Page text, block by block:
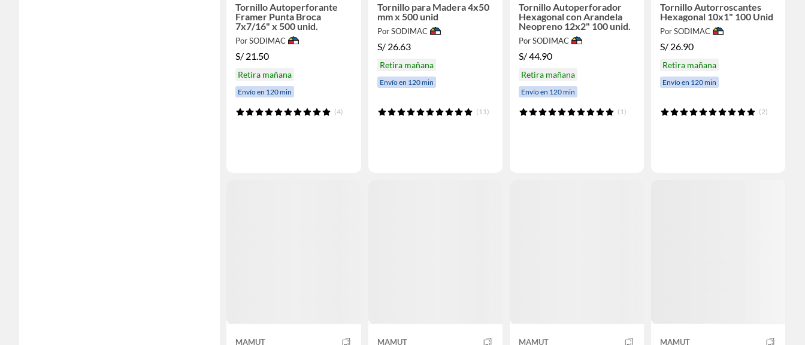
Tornillo Autoperforante
Framer Punta Broca
7x7/16" x 500 unid.
Por SODIMAC
S/ 21.50
Retira mañana
Envío en 120 min
(4)
Tornillo para Madera 4x50
mm x 500 unid
Por SODIMAC
S/ 26.63
Retira mañana
Envío en 120 min
(11)
Tornillo Autoperforador
Hexagonal con Arandela
Neopreno 12x2" 100 unid.
Por SODIMAC
S/44.90
Retira mañana
Envío en 120 min
(1)
Tornillo Autorroscantes
Hexagonal 10x1" 100 Unid
Por SODIMAC
S/ 26.90
Retira mañana
Envío en 120 min
(2)
MAMUT MAMUT MAMUT MAMUT